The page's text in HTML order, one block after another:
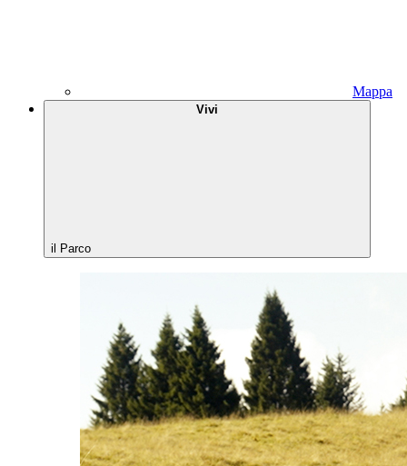
Mappa
Vivi
il Parco